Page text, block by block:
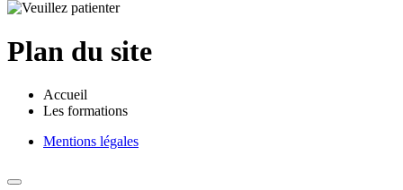
Plan du site
Accueil
Les formations
Mentions légales